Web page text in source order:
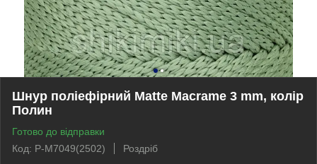
Шнур поліефірний Matte Macrame 3 mm, колір
Полин
Готово до відправки
Код: P-M7049(2502)
Роздріб